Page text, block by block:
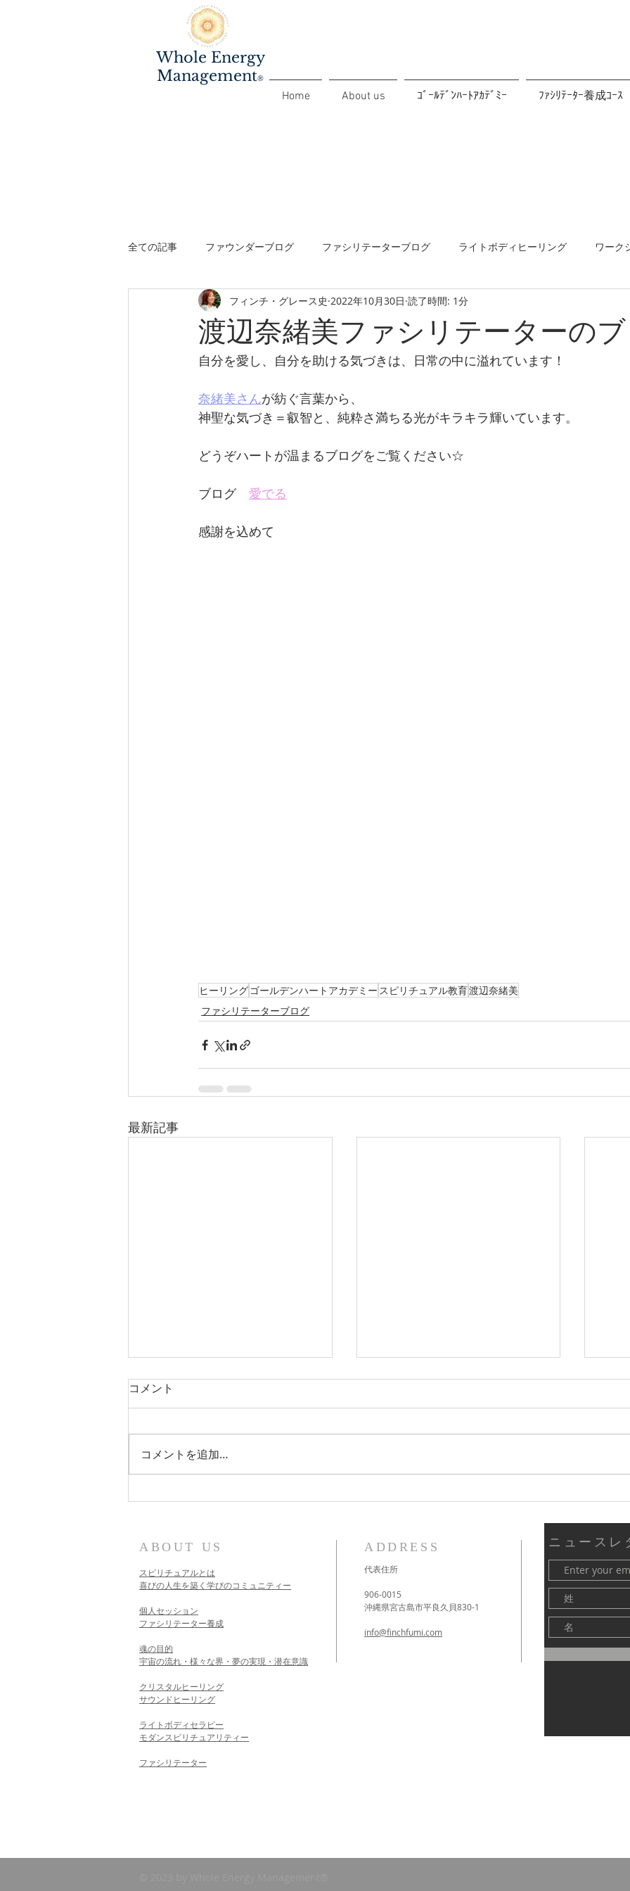
Whole Energy
Management®️
Home About us ｺﾞｰﾙﾃﾞﾝﾊｰﾄｱｶﾃﾞﾐｰ ﾌｧｼﾘﾃｰﾀｰ養成ｺｰｽ
全ての記事 ファウンダーブログ ファシリテーターブログ ライトボディヒーリング ワーク
ファシリテーターワークショップ 協働 メルマガ
渡辺奈緒美ファシリテーターの
フィンチ・グレース史 2022年10月30日 読了時間: 1分
自分を愛し、自分を助ける気づきは、日常の中に溢れています！
奈緒美さんが紡ぐ言葉から、
神聖な気づき＝叡智と、純粋さ満ちる光がキラキラ輝いています。
どうぞハートが温まるブログをご覧ください☆
ブログ 愛でる
感謝を込めて
ヒーリングゴールデンハートアカデミー スピリチュアル教育渡辺奈緒美
ファシリテーターブログ
最新記事
光が流れている
コメント
コメントを追加…
ABOUT US
スピリチュアルとは
喜びの人生を築く学びのコミュニティー
個人セッション​
ファシリテーター養成
魂の目的
宇宙の流れ・様々な界・夢の実現・潜在意識
クリスタルヒーリング
サウンドヒーリング
ライトボディセラピー
モダンスピリチュアリティー
ファシリテーター
ADDRESS
代表住所
906-0015
沖縄県宮古島市平良久貝830-1
info@finchfumi.com
ニュースレ